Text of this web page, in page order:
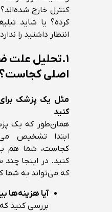
کنترل خارج
کرده؟ یا شاید
انتظار داشتید را
۱.تحلیل علت
اصلی کجاست؟
مثل یک پزشک
کنید
همان‌طور که یک
ابتدا تشخیص
کجاست، شما هم
کنید. در اینجا چند
که می‌تواند به شما
آیا هزینه‌ها
بررسی کنید